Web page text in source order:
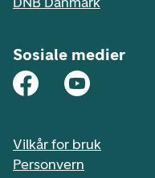
Sosiale medier
Vilkår for bruk
Personvern